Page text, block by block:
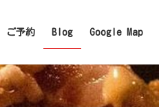
ご予約 Blog Google Map